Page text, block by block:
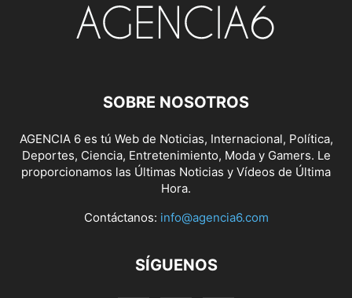
SOBRE NOSOTROS
AGENCIA 6 es tú Web de Noticias, Internacional, Política,
Deportes, Ciencia, Entretenimiento, Moda y Gamers. Le
proporcionamos las Últimas Noticias y Vídeos de Última
Hora.
Contáctanos: info@agencia6.com
SÍGUENOS